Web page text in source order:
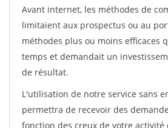
Avant internet, les méthodes de
limitaient aux prospectus ou au
méthodes plus ou moins efficaces
temps et demandait un
de résultat.
L'utilisation de notre service sans
permettra de recevoir des
fonction des creux de votre